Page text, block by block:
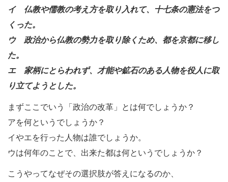
イ 仏教や儒教の考え方を取り入れて、十七条の憲法をつ
くった。
ウ 政治から仏教の勢力を取り除くため、都を京都に移し
た。
エ 家柄にとらわれず、才能や鉱石のある人物を役人に取
り立てようとした。
まずここでいう「政治の改革」とは何でしょうか？
アを何というでしょうか？
イやエを行った人物は誰でしょうか。
ウは何年のことで、出来た都は何というでしょうか？
こうやってなぜその選択肢が答えになるのか、